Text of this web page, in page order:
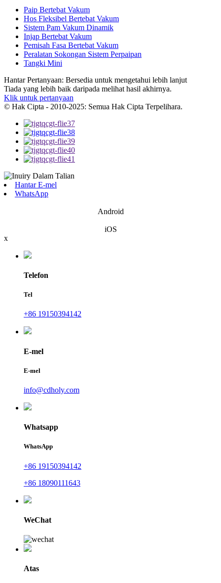
Paip Bertebat Vakum
Hos Fleksibel Bertebat Vakum
Sistem Pam Vakum Dinamik
Injap Bertebat Vakum
Pemisah Fasa Bertebat Vakum
Peralatan Sokongan Sistem Perpaipan
Tangki Mini
Hantar Pertanyaan: Bersedia untuk mengetahui lebih lanjut
Tiada yang lebih baik daripada melihat hasil akhirnya.
Klik untuk pertanyaan
© Hak Cipta - 2010-2025: Semua Hak Cipta Terpelihara.
Hantar E-mel
WhatsApp
Android
iOS
x
Telefon
Tel
+86 19150394142
E-mel
E-mel
info@cdholy.com
Whatsapp
WhatsApp
+86 19150394142
+86 18090111643
WeChat
Atas